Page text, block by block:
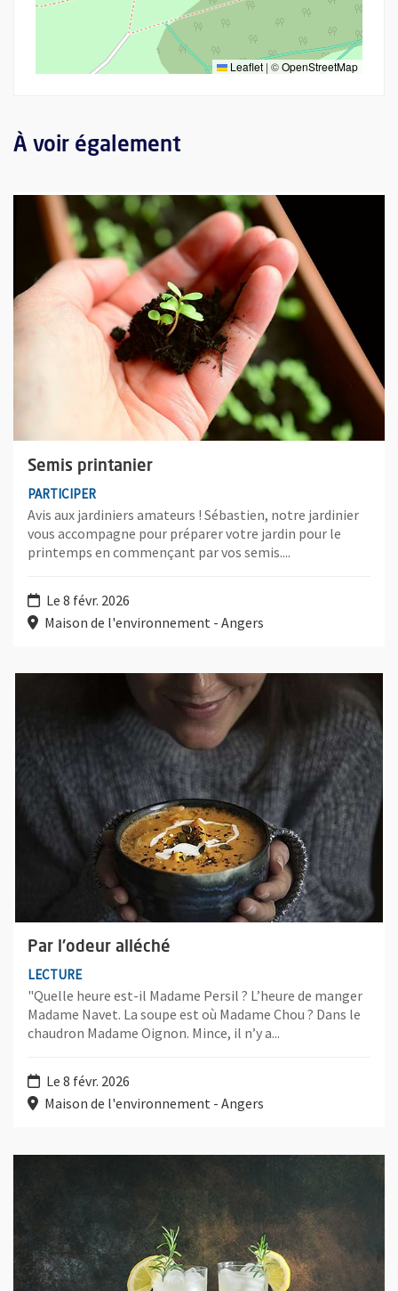
Leaflet | ©OpenStreetMap
À voir également
Semis printanier
PARTICIPER
Avis aux jardiniers amateurs ! Sébastien, notre jardinier
vous accompagne pour préparer votre jardin pour le
printemps en commençant par vos semis....
Le 8 févr. 2026
Maison de l'environnement - Angers
Plus d'information sur l'évènement : Semis printanier
Par l'odeur alléché
LECTURE
"Quelle heure est-il Madame Persil ? L’heure de manger
Madame Navet. La soupe est où Madame Chou ? Dans le
chaudron Madame Oignon. Mince, il n’y a...
Le 8 févr. 2026
Maison de l'environnement - Angers
Plus d'information sur l'évènement : Par l'odeur alléché
Plus d'information sur l'évènement : Apéro nature